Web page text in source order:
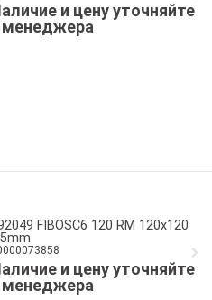
и цену уточняйте
менеджера
FIBOSC6 120 RM 120x120
и цену уточняйте
менеджера